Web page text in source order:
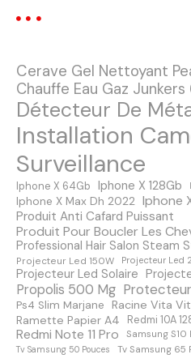
o
d
e
s
m
e
s
s
a
g
Cerave Gel Nettoyant
Chauffe Eau Gaz Junkers
Détecteur De
Installation
Surveillance
Iphone X 64Gb Iphone X 128Gb
Iphone X Max Dh 2022 Iphone
Produit Anti Cafard Puissant
Produit Pour Boucler Les
Professional Hair Salon Steam
Projecteur Led 150W
Projecteur Led
Projecteur Led Solaire
Propolis 500 Mg
Ps4 Slim Marjane Racine Vita
Ramette Papier A4
Redmi 10A
Redmi Note 11 Pro Samsung S10
Tv Samsung 50 Pouces Tv Samsung 65